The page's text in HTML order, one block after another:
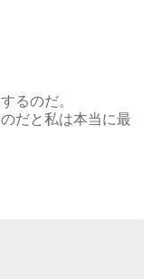
るのだ。
だと私は本当に最